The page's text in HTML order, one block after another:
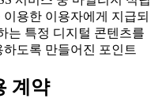
용한 이용자에게 지급되
는 특정 디지털 콘텐츠를
도록 만들어진 포인트
계약